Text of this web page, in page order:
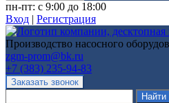
пн-пт: с 9:00 до 18:00
Вход | Регистрация
Производство насосного
zgm-prom@bk.ru
+7 (383) 235-94-83